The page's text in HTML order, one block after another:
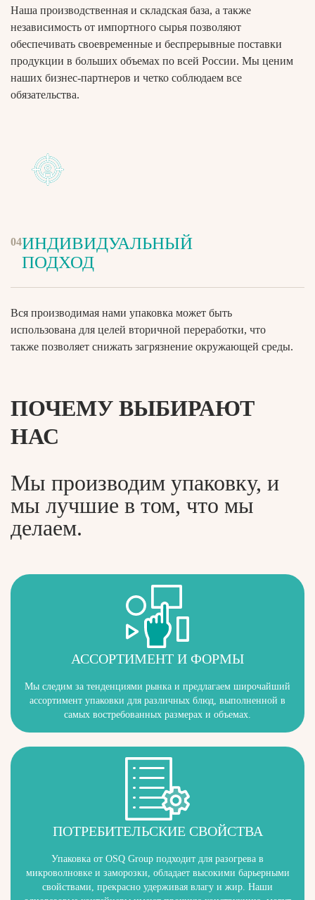
Наша производственная и складская база, а также
независимость от импортного сырья позволяют
обеспечивать своевременные и беспрерывные поставки
продукции в больших объемах по всей России. Мы ценим
наших бизнес-партнеров и четко соблюдаем все
обязательства.
04ИНДИВИДУАЛЬНЫЙ
ПОДХОД
Вся производимая нами упаковка может быть
использована для целей вторичной переработки, что
также позволяет снижать загрязнение окружающей среды.
ПОЧЕМУ ВЫБИРАЮТ
НАС
Мы производим упаковку, и
мы лучшие в том, что мы
делаем.
АССОРТИМЕНТ И ФОРМЫ
Мы следим за тенденциями рынка и предлагаем широчайший
ассортимент упаковки для различных блюд, выполненной в
самых востребованных размерах и объемах.
ПОТРЕБИТЕЛЬСКИЕ СВОЙСТВА
Упаковка от OSQ Group подходит для разогрева в
микроволновке и заморозки, обладает высокими барьерными
свойствами, прекрасно удерживая влагу и жир. Наши